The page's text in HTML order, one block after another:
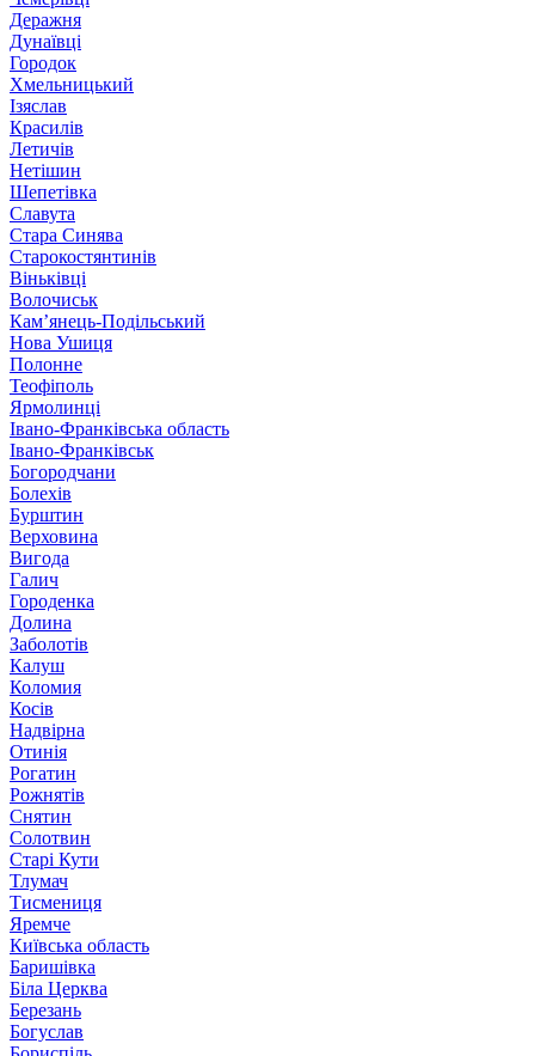
Деражня
Дунаївці
Городок
Хмельницький
Ізяслав
Красилів
Летичів
Нетішин
Шепетівка
Славута
Стара Синява
Старокостянтинів
Віньківці
Волочиськ
Кам’янець-Подільський
Нова Ушиця
Полонне
Теофіполь
Ярмолинці
Івано-Франківська область
Івано-Франківськ
Богородчани
Болехів
Бурштин
Верховина
Вигода
Галич
Городенка
Долина
Заболотів
Калуш
Коломия
Косів
Надвірна
Отинія
Рогатин
Рожнятів
Снятин
Солотвин
Старі Кути
Тлумач
Тисмениця
Яремче
Київська область
Баришівка
Біла Церква
Березань
Богуслав